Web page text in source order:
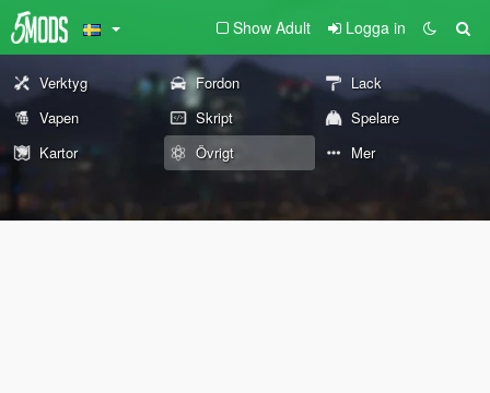
Show Adult Logga in
Verktyg Fordon
Lack
Vapen
Skript
Spelare
Kartor
Övrigt Mer